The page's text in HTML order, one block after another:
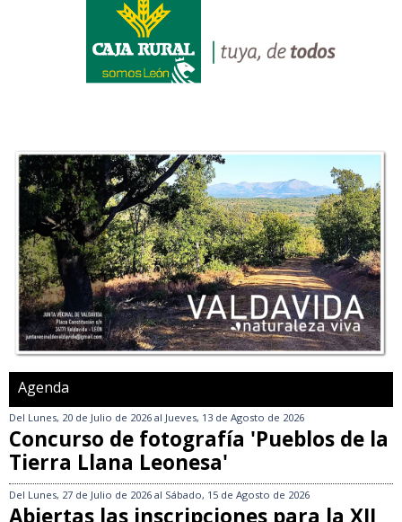
Agenda
Del Lunes, 20 de Julio de 2026 al Jueves, 13 de Agosto de 2026
Concurso de fotografía 'Pueblos de la
Tierra Llana Leonesa'
Del Lunes, 27 de Julio de 2026 al Sábado, 15 de Agosto de 2026
Abiertas las inscripciones para la XII